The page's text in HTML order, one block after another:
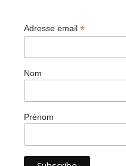
Adresse email *
Nom
Prénom